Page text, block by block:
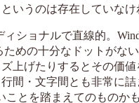
いうのは存在していなけ
ショナルで直線的。
めの十分なドットがな
上げたりするとその価
間・文字間とも非常に
とを踏まえてのもの